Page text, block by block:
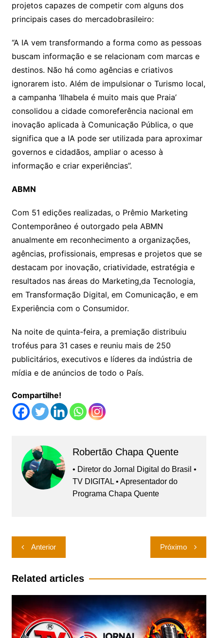
projetos capazes de competir com alguns dos
principais cases do mercadobrasileiro:
“A IA vem transformando a forma como as pessoas
buscam informação e se relacionam com marcas e
destinos. Não há como agências e criativos
ignorarem isto. Além de impulsionar o Turismo local,
a campanha ‘Ilhabela é muito mais que Praia’
consolidou a cidade comoreferência nacional em
inovação aplicada à Comunicação Pública, o que
significa que a IA pode ser utilizada para aproximar
governos e cidadãos, ampliar o acesso à
informação e criar experiências”.
ABMN
Com 51 edições realizadas, o Prêmio Marketing
Contemporâneo é outorgado pela ABMN
anualmente em reconhecimento a organizações,
agências, profissionais, empresas e projetos que se
destacam por inovação, criatividade, estratégia e
resultados nas áreas do Marketing,da Tecnologia,
em Transformação Digital, em Comunicação, e em
Experiência com o Consumidor.
Na noite de quinta-feira, a premiação distribuiu
troféus para 31 cases e reuniu mais de 250
publicitários, executivos e líderes da indústria de
mídia e de anúncios de todo o País.
Compartilhe!
Robertão Chapa Quente
• Diretor do Jornal Digital do Brasil •
TV DIGITAL • Apresentador do
Programa Chapa Quente
Navegação
de
Post
Anterior Próximo
Related articles